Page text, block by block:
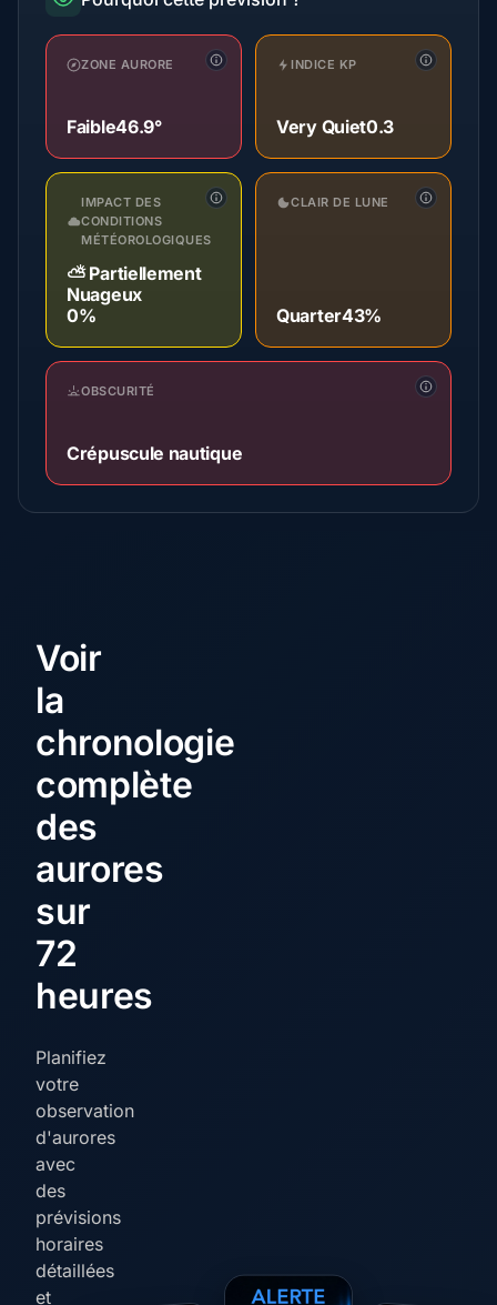
ZONE AURORE
Faible46.9°
INDICE KP
Very Quiet0.3
IMPACT DES
CONDITIONS
MÉTÉOROLOGIQUES
⛅ Partiellement
Nuageux
0%
CLAIR DE LUNE
Quarter43%
OBSCURITÉ
Crépuscule nautique
Voir
la
chronologie
complète
des
aurores
sur
72
heures
Planifiez
votre
observation
d'aurores
avec
des
prévisions
horaires
détaillées
et